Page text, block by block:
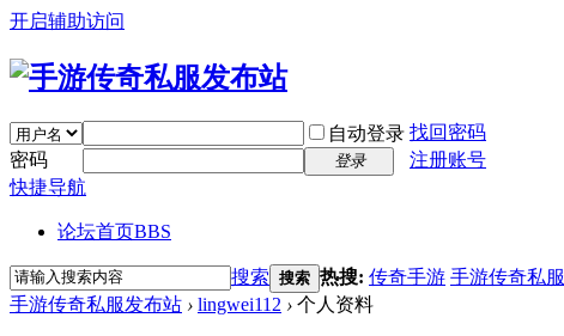
开启辅助访问
自动登录 找回密码
密码
登录
注册账号
快捷导航
论坛首页BBS
搜索 搜索 热搜: 传奇手游 手游传奇私服
手游传奇私服发布站 › lingwei112 › 个人资料